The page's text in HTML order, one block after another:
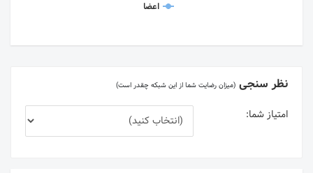
اعضا
نظر سنجی (میزان رضایت شما از این شبکه چقدر است)
امتیاز شما: